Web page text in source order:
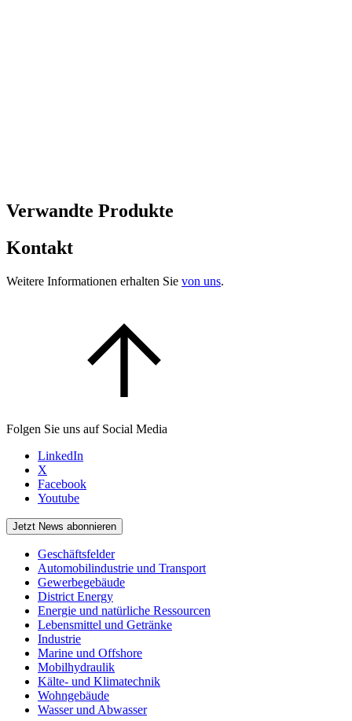
Verwandte Produkte
Kontakt
Weitere Informationen erhalten Sie von uns.
Folgen Sie uns auf Social Media
LinkedIn
X
Facebook
Youtube
Jetzt News abonnieren
Geschäftsfelder
Automobilindustrie und Transport
Gewerbegebäude
District Energy
Energie und natürliche Ressourcen
Lebensmittel und Getränke
Industrie
Marine und Offshore
Mobilhydraulik
Kälte- und Klimatechnik
Wohngebäude
Wasser und Abwasser